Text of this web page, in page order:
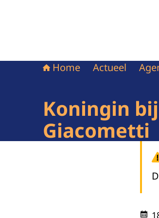
Home Actueel
Koningin
Giacometti